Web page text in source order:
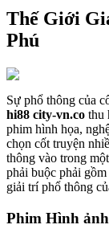
Thế Giới
Phú
Sự phổ thông của
hi88 city-vn.co thu
phim hình họa,
chọn cốt truyện
thông vào trong
phải buộc phải
giải trí phổ thông
Phim Hình